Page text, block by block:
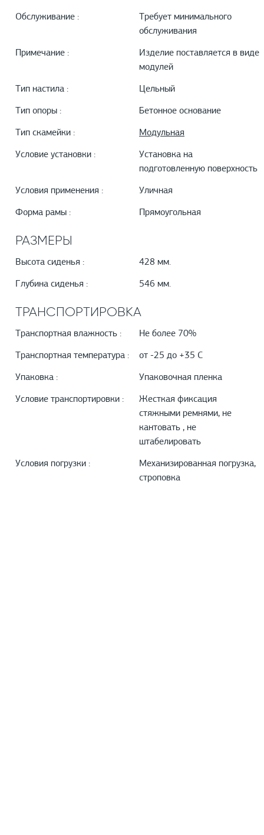
Обслуживание :
Требует минимального
обслуживания
Примечание :
Изделие поставляется в виде
модулей
Тип настила : Цельный
Тип опоры : Бетонное основание
Тип скамейки : Модульная
Условие установки :
Установка на
подготовленную поверхность
Условия применения : Уличная
Форма рамы : Прямоугольная
РАЗМЕРЫ
Высота сиденья : 428 мм.
Глубина сиденья : 546 мм.
ТРАНСПОРТИРОВКА
Транспортная влажность : Не более 70%
Транспортная температура : от -25 до +35 С
Упаковка : Упаковочная пленка
Условие транспортировки :
Жесткая фиксация
стяжными ремнями, не
кантовать , не
штабелировать
Условия погрузки :
Механизированная погрузка,
строповка